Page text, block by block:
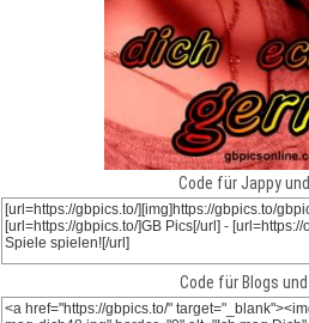
Code für Jappy und
Code für Blogs und